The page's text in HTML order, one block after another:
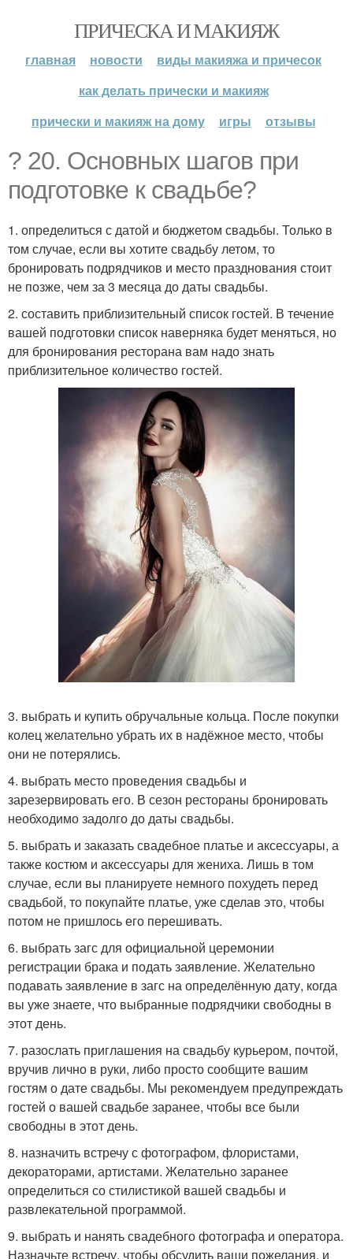
ПРИЧЕСКА И МАКИЯЖ
главная новости
виды макияжа и причесок
как делать прически и макияж
прически и макияж на дому
игры отзывы
? 20. Основных шагов при
подготовке к свадьбе?
1. определиться с датой и бюджетом свадьбы. Только в
том случае, если вы хотите свадьбу летом, то
бронировать подрядчиков и место празднования стоит
не позже, чем за 3 месяца до даты свадьбы.
2. составить приблизительный список гостей. В течение
вашей подготовки список наверняка будет меняться, но
для бронирования ресторана вам надо знать
приблизительное количество гостей.
3. выбрать и купить обручальные кольца. После покупки
колец желательно убрать их в надёжное место, чтобы
они не потерялись.
4. выбрать место проведения свадьбы и
зарезервировать его. В сезон рестораны бронировать
необходимо задолго до даты свадьбы.
5. выбрать и заказать свадебное платье и аксессуары, а
также костюм и аксессуары для жениха. Лишь в том
случае, если вы планируете немного похудеть перед
свадьбой, то покупайте платье, уже сделав это, чтобы
потом не пришлось его перешивать.
6. выбрать загс для официальной церемонии
регистрации брака и подать заявление. Желательно
подавать заявление в загс на определённую дату, когда
вы уже знаете, что выбранные подрядчики свободны в
этот день.
7. разослать приглашения на свадьбу курьером, почтой,
вручив лично в руки, либо просто сообщите вашим
гостям о дате свадьбы. Мы рекомендуем предупреждать
гостей о вашей свадьбе заранее, чтобы все были
свободны в этот день.
8. назначить встречу с фотографом, флористами,
декораторами, артистами. Желательно заранее
определиться со стилистикой вашей свадьбы и
развлекательной программой.
9. выбрать и нанять свадебного фотографа и оператора.
Назначьте встречу, чтобы обсудить ваши пожелания, и